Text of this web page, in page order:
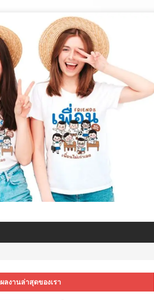
ผลงานล่าสุดของเรา